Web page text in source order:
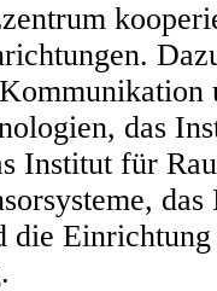
das
Institut für
die